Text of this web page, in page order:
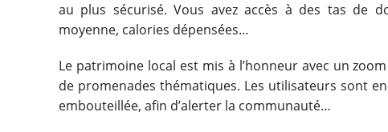
au plus sécurisé. Vous avez accès à des tas de
moyenne, calories dépensées…
Le patrimoine local est mis à l’honneur avec un
de promenades thématiques. Les utilisateurs sont
embouteillée, afin d’alerter la communauté…